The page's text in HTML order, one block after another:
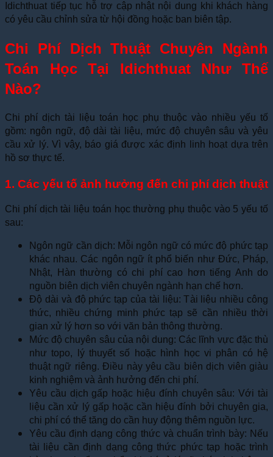
Idichthuat tiếp tục hỗ trợ cập nhật nội dung khi khách hàng
có yêu cầu chỉnh sửa từ hội đồng hoặc ban biên tập.
Chi Phí Dịch Thuật Chuyên Ngành
Toán Học Tại Idichthuat Như Thế
Nào?
Chi phí dịch tài liệu toán học phụ thuộc vào nhiều yếu tố
gồm: ngôn ngữ, độ dài tài liệu, mức độ chuyên sâu và yêu
cầu xử lý. Vì vậy, báo giá được xác định linh hoạt dựa trên
hồ sơ thực tế.
1. Các yếu tố ảnh hưởng đến chi phí dịch thuật
Chi phí dịch tài liệu toán học thường phụ thuộc vào 5 yếu tố
sau:
Ngôn ngữ cần dịch: Mỗi ngôn ngữ có mức độ phức tạp
khác nhau. Các ngôn ngữ ít phổ biến như Đức, Pháp,
Nhật, Hàn thường có chi phí cao hơn tiếng Anh do
nguồn biên dịch viên chuyên ngành hạn chế hơn.
Độ dài và độ phức tạp của tài liệu: Tài liệu nhiều công
thức, nhiều chứng minh phức tạp sẽ cần nhiều thời
gian xử lý hơn so với văn bản thông thường.
Mức độ chuyên sâu của nội dung: Các lĩnh vực đặc thù
như topo, lý thuyết số hoặc hình học vi phân có hệ
thuật ngữ riêng. Điều này yêu cầu biên dịch viên giàu
kinh nghiệm và ảnh hưởng đến chi phí.
Yêu cầu dịch gấp hoặc hiệu đính chuyên sâu: Với tài
liệu cần xử lý gấp hoặc cần hiệu đính bởi chuyên gia,
chi phí có thể tăng do cần huy động thêm nguồn lực.
Yêu cầu định dạng công thức và chuẩn trình bày: Nếu
tài liệu cần định dạng công thức phức tạp hoặc trình